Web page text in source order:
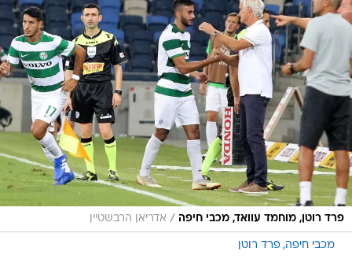
פרד רוטן, מוחמד עוואד, מכבי חיפה / אדריאן הרבשטיין
מכבי חיפה פרד רוטן